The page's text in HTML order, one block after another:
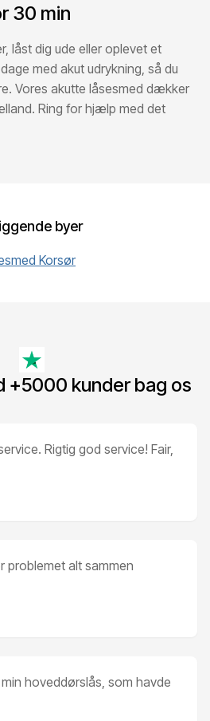
30 min
låst dig ude eller oplevet et
med akut udrykning, så du
Vores akutte låsesmed dækker
Ring for hjælp med det
byer
Korsør
+5000 kunder bag os
Rigtig god service! Fair,
problemet alt sammen
hoveddørslås, som havde